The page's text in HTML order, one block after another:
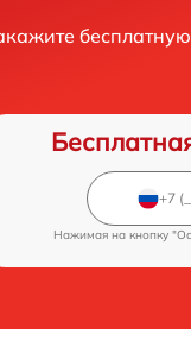
Нажимая на кнопку